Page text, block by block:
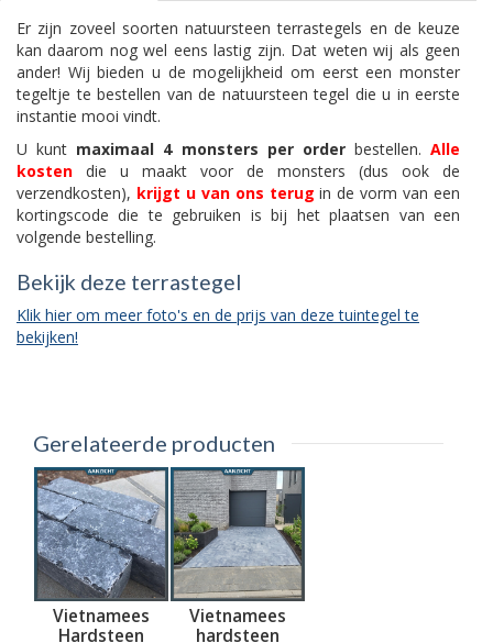
Er zijn zoveel soorten natuursteen terrastegels en de keuze
kan daarom nog wel eens lastig zijn. Dat weten wij als geen
ander! Wij bieden u de mogelijkheid om eerst een monster
tegeltje te bestellen van de natuursteen tegel die u in eerste
instantie mooi vindt.
U kunt maximaal 4 monsters per order bestellen. Alle
kosten die u maakt voor de monsters (dus ook de
verzendkosten), krijgt u van ons terug in de vorm van een
kortingscode die te gebruiken is bij het plaatsen van een
volgende bestelling.
Bekijk deze terrastegel
Klik hier om meer foto's en de prijs van deze tuintegel te
bekijken!
Gerelateerde producten
Vietnamees
Hardsteen
Vietnamees
hardsteen